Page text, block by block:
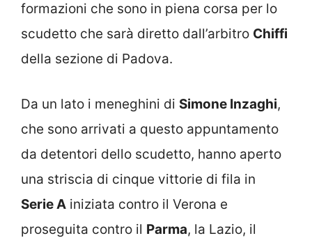
formazioni che sono in piena corsa per lo
scudetto che sarà diretto dall’arbitro Chiffi
della sezione di Padova.
Da un lato i meneghini di Simone Inzaghi,
che sono arrivati a questo appuntamento
da detentori dello scudetto, hanno aperto
una striscia di cinque vittorie di fila in
Serie A iniziata contro il Verona e
proseguita contro il Parma, la Lazio, il